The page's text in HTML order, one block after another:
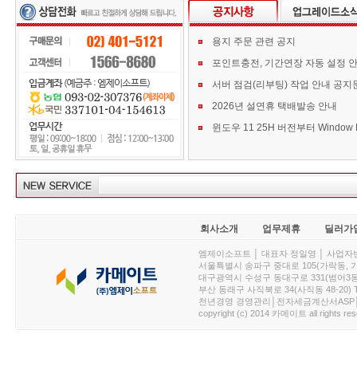
용지 주문 관련 공지
포인트충전, 기간연장 자동 설정
서버 점검(리부팅) 작업 안내 공지
2026년 설연휴 택배발송 안내
회사소개 업무제휴 딜러가
엠제이소프트 │ 대표자 정일영 │ 사업
서울특별시 송파구 중대로 105(가락동,
대구광역시 수성구 동대구로 331(범어3
부산 동래구 사직북로 34(사직동 48-20)
천년경영 경영관리│전자세금계산서
copyright (c) 2014 카메이트 all rights